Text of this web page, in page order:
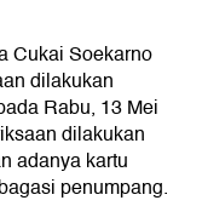
Cukai Soekarno
dilakukan
Rabu, 13 Mei
dilakukan
adanya kartu
penumpang.